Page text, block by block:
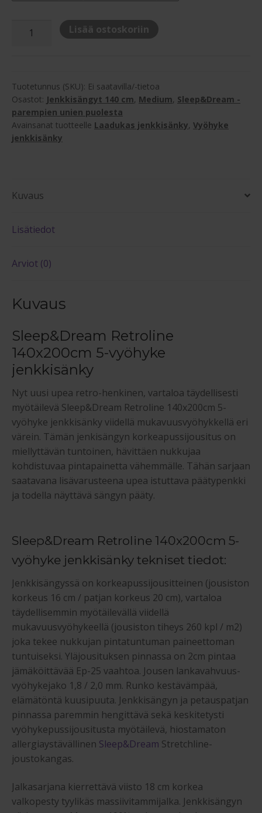
Sleep&Dream
vyöhyke
määrä
Lisää ostoskoriin
Tuotetunnus (SKU): Ei saatavilla/-tietoa
Osastot: Jenkkisängyt 140 cm, Medium, Sleep&Dream -
parempien unien puolesta
Avainsanat tuotteelle Laadukas jenkkisänky, Vyöhyke
jenkkisänky
Kuvaus
Lisätiedot
Arviot (0)
Kuvaus
Sleep&Dream Retroline
140x200cm 5-vyöhyke
jenkkisänky
Nyt uusi upea retro-henkinen, vartaloa täydellisesti
myötäilevä Sleep&Dream Retroline 140x200cm 5-
vyöhyke jenkkisänky viidellä mukavuusvyöhykkellä eri
värein. Tämän jenkisängyn korkeapussijousitus on
miellyttävän tuntoinen, hävittäen nukkujaa
kohdistuvaa pintapainetta vähemmälle. Tähän sarjaan
saatavana lisävarusteena upea istuttava päätypenkki
ja todella näyttävä sängyn pääty.
Sleep&Dream Retroline 140x200cm 5-
vyöhyke jenkkisänky tekniset tiedot:
Jenkkisängyssä on korkeapussijousitteinen (jousiston
korkeus 16 cm / patjan korkeus 20 cm), vartaloa
täydellisemmin myötäilevällä viidellä
mukavuusvyöhykeellä (jousiston tiheys 260 kpl / m2)
joka tekee nukkujan pintatuntuman paineettoman
tuntuiseksi. Yläjousituksen pinnassa on 2cm pintaa
jämäköittävää Ep-25 vaahtoa. Jousen lankavahvuus-
vyöhykejako 1,8 / 2,0 mm. Runko kestävämpää,
elämätöntä kuusipuuta. Jenkkisängyn ja petauspatjan
pinnassa paremmin hengittävä sekä keskitetysti
vyöhykepussijousitusta myötäilevä, hiostamaton
allergiaystävällinen Sleep&Dream Stretchline-
joustokangas.
Jalkasarjana kierrettävä viisto 18 cm korkea
valkopesty tyylikäs massiivitammijalka. Jenkkisängyn